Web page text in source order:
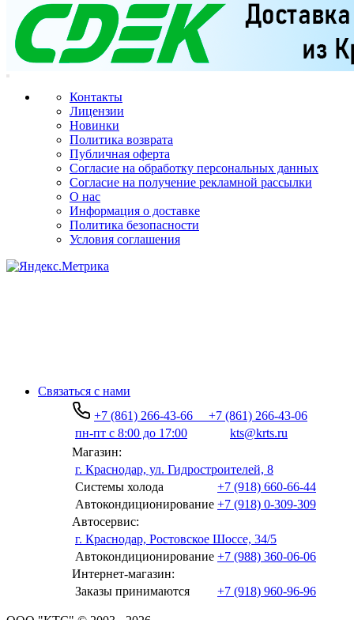
Контакты
Лицензии
Новинки
Политика возврата
Публичная оферта
Согласие на обработку персональных данных
Согласие на получение рекламной рассылки
О нас
Информация о доставке
Политика безопасности
Условия соглашения
Связаться с нами
+7 (861) 266-43-66
+7 (861) 266-43-06
пн-пт с 8:00 до 17:00
kts@krts.ru
Магазин:
г. Краснодар, ул. Гидростроителей, 8
Системы холода
+7 (918) 660-66-44
Автокондиционирование +7 (918) 0-309-309
Автосервис:
г. Краснодар, Ростовское Шоссе, 34/5
Автокондиционирование +7 (988) 360-06-06
Интернет-магазин:
Заказы принимаются
+7 (918) 960-96-96